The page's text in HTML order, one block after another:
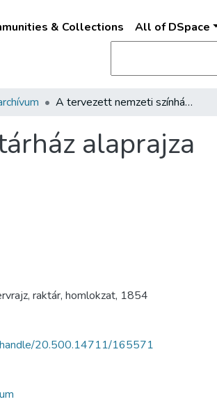
& Collections All of DSpace
A tervezett nemzeti színházi tárház alaprajza
alaprajza
, raktár, homlokzat, 1854
20.500.14711/165571